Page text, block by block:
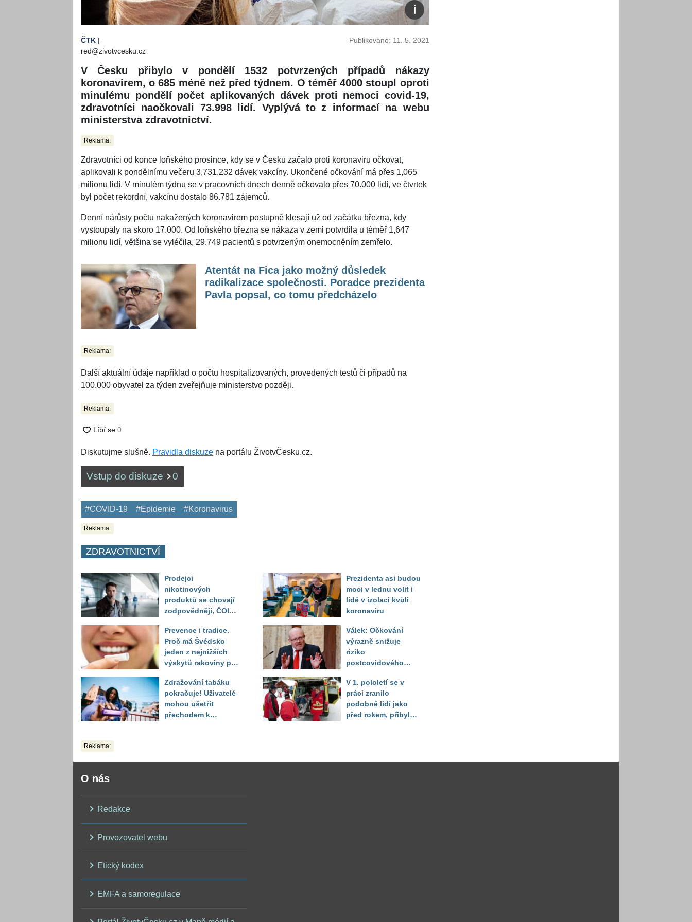
ČTK |
red@zivotvcesku.cz
Publikováno: 11. 5. 2021
V Česku přibylo v pondělí 1532 potvrzených případů nákazy
koronavirem, o 685 méně než před týdnem. O téměř 4000 stoupl oproti
minulému pondělí počet aplikovaných dávek proti nemoci covid-19,
zdravotníci naočkovali 73.998 lidí. Vyplývá to z informací na webu
ministerstva zdravotnictví.
Reklama:
Zdravotníci od konce loňského prosince, kdy se v Česku začalo proti koronaviru očkovat,
aplikovali k pondělnímu večeru 3,731.232 dávek vakcíny. Ukončené očkování má přes 1,065
milionu lidí. V minulém týdnu se v pracovních dnech denně očkovalo přes 70.000 lidí, ve čtvrtek
byl počet rekordní, vakcínu dostalo 86.781 zájemců.
Denní nárůsty počtu nakažených koronavirem postupně klesají už od začátku března, kdy
vystoupaly na skoro 17.000. Od loňského března se nákaza v zemi potvrdila u téměř 1,647
milionu lidí, většina se vyléčila, 29.749 pacientů s potvrzeným onemocněním zemřelo.
Atentát na Fica jako možný důsledek
radikalizace společnosti. Poradce prezidenta
Pavla popsal, co tomu předcházelo
Reklama:
Další aktuální údaje například o počtu hospitalizovaných, provedených testů či případů na
100.000 obyvatel za týden zveřejňuje ministerstvo později.
Reklama:
Diskutujme slušně. Pravidla diskuze na portálu ŽivotvČesku.cz.
Vstup do diskuze 0
#COVID-19 #Epidemie #Koronavirus
Reklama:
ZDRAVOTNICTVÍ
Prodejci
nikotinových
produktů se chovají
zodpovědněji, ČOI
problém v prodeji
alkoholu mladistvým
Prevence i tradice.
Proč má Švédsko
jeden z nejnižších
výskytů rakoviny plic
Zdražování tabáku
pokračuje! Uživatelé
mohou ušetřit
přechodem k
Prezidenta asi budou
moci v lednu volit i
lidé v izolaci kvůli
koronaviru
Válek: Očkování
výrazně snižuje
riziko
postcovidového
V 1. pololetí se v
práci zranilo
podobně lidí jako
před rokem, přibylo
Reklama:
O nás
Redakce
Provozovatel webu
Etický kodex
EMFA a samoregulace